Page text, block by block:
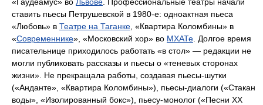
ставить пьесы Петрушевской в 1980-е: одноактная пьеса
«Любовь» в Театре на Таганке , «Квартира Коломбины» в
«Современнике», «Московский хор» во МХАТе . Долгое время
писательнице приходилось работать «в стол» — редакции не
могли публиковать рассказы и пьесы о «теневых сторонах
жизни». Не прекращала работы, создавая пьесы-шутки
(«Анданте», «Квартира Коломбины»), пьесы-диалоги («Стакан
воды», «Изолированный бокс»), пьесу-монолог («Песни XX